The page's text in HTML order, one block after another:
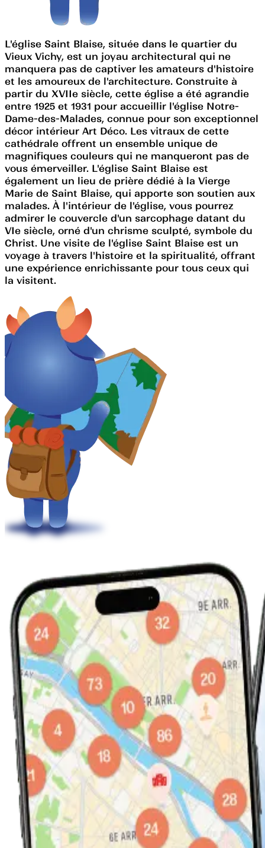
L'église Saint Blaise, située dans le quartier du
Vieux Vichy, est un joyau architectural qui ne
manquera pas de captiver les amateurs d'histoire
et les amoureux de l'architecture. Construite à
partir du XVIIe siècle, cette église a été agrandie
entre 1925 et 1931 pour accueillir l'église Notre-
Dame-des-Malades, connue pour son exceptionnel
décor intérieur Art Déco. Les vitraux de cette
cathédrale offrent un ensemble unique de
magnifiques couleurs qui ne manqueront pas de
vous émerveiller. L'église Saint Blaise est
également un lieu de prière dédié à la Vierge
Marie de Saint Blaise, qui apporte son soutien aux
malades. À l'intérieur de l'église, vous pourrez
admirer le couvercle d'un sarcophage datant du
VIe siècle, orné d'un chrisme sculpté, symbole du
Christ. Une visite de l'église Saint Blaise est un
voyage à travers l'histoire et la spiritualité, offrant
une expérience enrichissante pour tous ceux qui
la visitent.